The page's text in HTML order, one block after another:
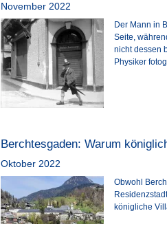
November 2022
Der Mann in
Seite,
nicht dessen
Physiker
Berchtesgaden: Warum
Oktober 2022
Obwohl
königliche